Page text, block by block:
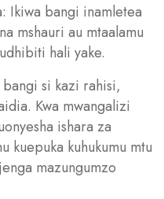
Ikiwa bangi inamletea
mshauri au mtaalamu
hali yake.
bangi si kazi rahisi,
Kwa mwangalizi
ishara za
kuepuka kuhukumu mtu
mazungumzo